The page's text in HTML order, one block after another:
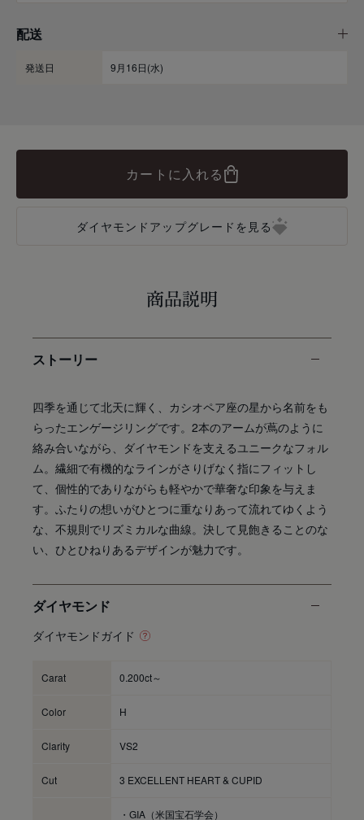
配送
発送日 9月16日(水)
カートに入れる
ダイヤモンドアップグレードを見る
商品説明
ストーリー
四季を通じて北天に輝く、カシオペア座の星から名前をも
らったエンゲージリングです。2本のアームが蔦のように
絡み合いながら、ダイヤモンドを支えるユニークなフォル
ム。繊細で有機的なラインがさりげなく指にフィットし
て、個性的でありながらも軽やかで華奢な印象を与えま
す。ふたりの想いがひとつに重なりあって流れてゆくよう
な、不規則でリズミカルな曲線。決して見飽きることのな
い、ひとひねりあるデザインが魅力です。
ダイヤモンド
ダイヤモンドガイド
Carat 0.200ct～
Color H
Clarity VS2
Cut 3 EXCELLENT HEART & CUPID
・GIA（米国宝石学会）